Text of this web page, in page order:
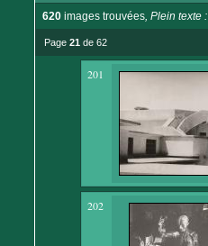
620 images trouvées, Plein texte :
Page 21 de 62
201
202